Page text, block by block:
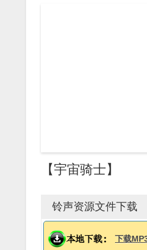
【宇宙骑士】
铃声资源文件下载
下载